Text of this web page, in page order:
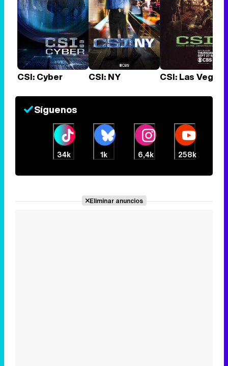
CSI: Cyber CSI: NY CSI: Las Vegas
Síguenos
34k 1k 6,4k 258k
Eliminar anuncios